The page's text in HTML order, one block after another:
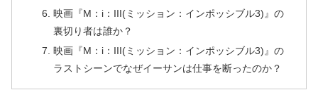
映画『M：i：III(ミッション：インポッシブル3)』の
裏切り者は誰か？
映画『M：i：III(ミッション：インポッシブル3)』の
ラストシーンでなぜイーサンは仕事を断ったのか？